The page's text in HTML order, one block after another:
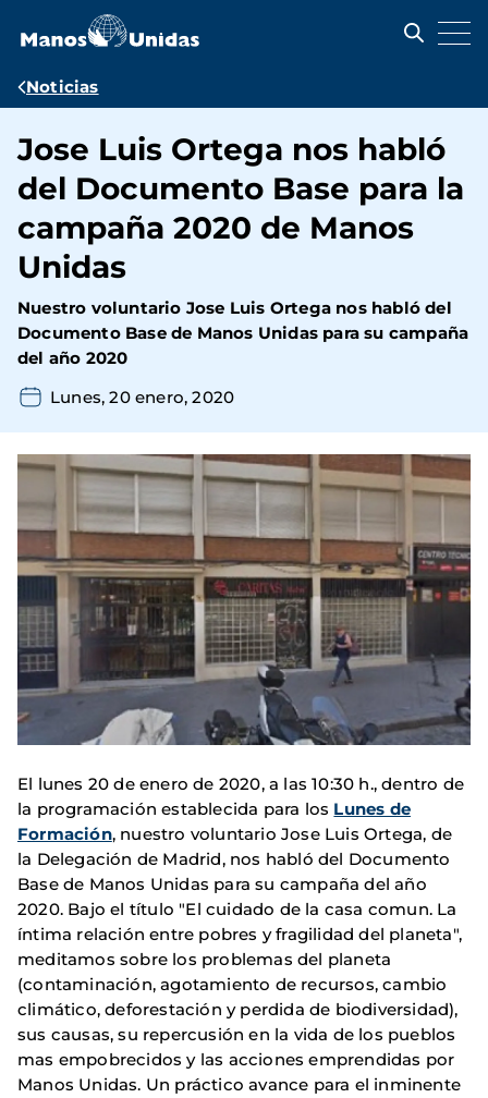
contenido
Ruta
navegación
Noticias
Jose Luis Ortega nos habló
del Documento Base para la
campaña 2020 de Manos
Unidas
Nuestro voluntario Jose Luis Ortega nos habló del
Documento Base de Manos Unidas para su campaña
del año 2020
Lunes, 20 enero, 2020
El lunes 20 de enero de 2020, a las 10:30 h., dentro de
la programación establecida para los Lunes de
Formación, nuestro voluntario Jose Luis Ortega, de
la Delegación de Madrid, nos habló del Documento
Base de Manos Unidas para su campaña del año
2020. Bajo el título "El cuidado de la casa comun. La
íntima relación entre pobres y fragilidad del planeta",
meditamos sobre los problemas del planeta
(contaminación, agotamiento de recursos, cambio
climático, deforestación y perdida de biodiversidad),
sus causas, su repercusión en la vida de los pueblos
mas empobrecidos y las acciones emprendidas por
Manos Unidas. Un práctico avance para el inminente